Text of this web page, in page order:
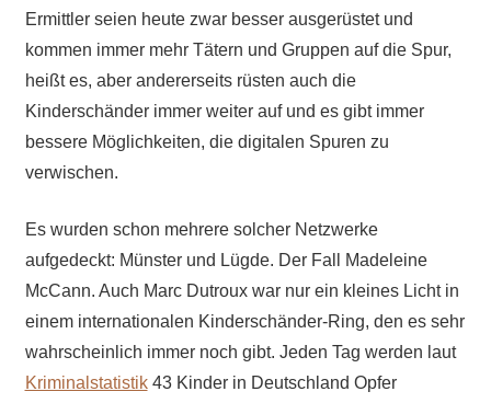
Ermittler seien heute zwar besser ausgerüstet und
kommen immer mehr Tätern und Gruppen auf die Spur,
heißt es, aber andererseits rüsten auch die
Kinderschänder immer weiter auf und es gibt immer
bessere Möglichkeiten, die digitalen Spuren zu
verwischen.
Es wurden schon mehrere solcher Netzwerke
aufgedeckt: Münster und Lügde. Der Fall Madeleine
McCann. Auch Marc Dutroux war nur ein kleines Licht in
einem internationalen Kinderschänder-Ring, den es sehr
wahrscheinlich immer noch gibt. Jeden Tag werden laut
Kriminalstatistik43 Kinder in Deutschland Opfer